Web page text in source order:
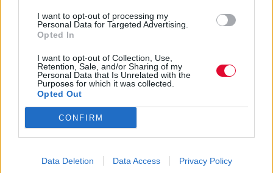
I want to opt-out of processing my
Personal Data for Targeted Advertising.
Opted In
I want to opt-out of Collection, Use,
Retention, Sale, and/or Sharing of my
Personal Data that Is Unrelated with the
Purposes for which it was collected.
Opted Out
CONFIRM
Data Deletion Data Access Privacy Policy